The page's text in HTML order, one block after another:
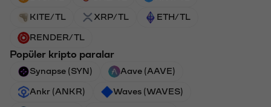
KITE/TL XRP/TL ETH/TL
RENDER/TL
Popüler kripto paralar
Synapse (SYN) Aave (AAVE)
Ankr (ANKR) Waves (WAVES)